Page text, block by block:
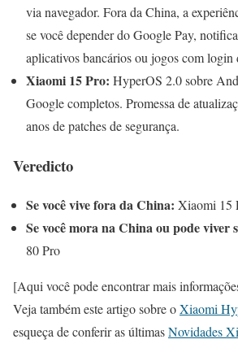
via navegador. Fora da China, a
se você depender do Google Pay,
aplicativos bancários ou jogos com login
Xiaomi 15 Pro: HyperOS 2.0 sobre
Google completos. Promessa de
anos de patches de segurança.
Veredicto
Se você vive fora da China: Xiaomi 15
Se você mora na China ou pode viver
80 Pro
[Aqui você pode encontrar mais
Veja também este artigo sobre oXiaomi
esqueça de conferir as últimasNovidades